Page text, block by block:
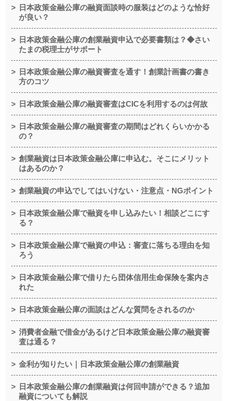
日本政策金融公庫の融資面談時の服装はどのような恰好
が良い？
日本政策金融公庫の創業融資申込で必要書類は？◆さい
たまの税理士がサポート
日本政策金融公庫の融資審査を通す！創業計画書の書き
方のコツ
日本政策金融公庫の融資審査はCICを利用するのは何故
日本政策金融公庫の融資審査の期間はどれくらいかかる
の？
創業融資は日本政策金融公庫に申込む。そこにメリット
はあるのか？
創業融資の申込でしてはいけない・注意点・NGポイント
日本政策金融公庫で融資を申し込みたい！相談どこにす
る？
日本政策金融公庫で融資の申込：審査に落ちる理由を知
ろう
日本政策金融公庫で借りたら団体信用生命保険を案内さ
れた
日本政策金融公庫の面談はどんな質問をされるのか
消費者金融で借金があるけど日本政策金融公庫の融資審
査は通る？
金利が知りたい｜日本政策金融公庫の創業融資
日本政策金融公庫の創業融資は何回申請ができる？追加
融資についても解説